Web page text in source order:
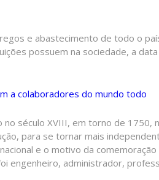
e abastecimento de todo o
possuem na sociedade, a
a colaboradores do mundo todo
século XVIII, em torno de
para se tornar mais
e o motivo da
engenheiro, administrador,